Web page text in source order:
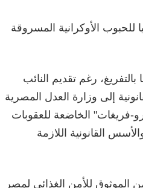
الأوكرانية المسروقة
رغم تقديم النائب
إلى وزارة العدل المصرية
فريغات" الخاضعة للعقوبات
القانونية اللازمة
الموثوق للأمن الغذائي لمصر